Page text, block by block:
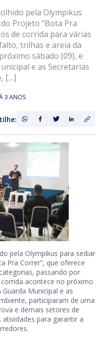
pela Olympikus
Projeto “Bota Pra
de corrida para várias
trilhas e areia da
sábado (09), e
e as Secretarias
[…]
3 ANOS
pela Olympikus para sediar
Pra Correr”, que oferece
passando por
acontece no próximo
Municipal e as
participaram de uma
e demais setores de
para garantir a